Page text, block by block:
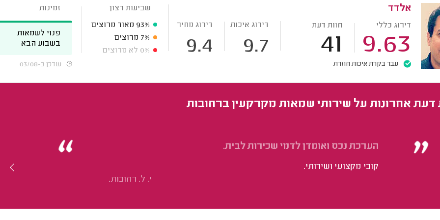
אלדד
דירוג כללי
9.63
חוות דעת
41
דירוג איכות
9.7
דירוג מחיר
9.4
עבר בקרת איכות חוזרת
שביעות רצון
93% מאוד מרוצים
7% מרוצים
0% לא מרוצים
זמינות
פנוי לשמאות
בשבוע הבא
עודכן ב-03/08
דעת אחרונות על שירותי שמאות מקרקעין ברחובות
הערכת נכס ואומדן לדמי שכירות לבית.
קובי מקצועי ושירותי.
י. ל. רחובות.